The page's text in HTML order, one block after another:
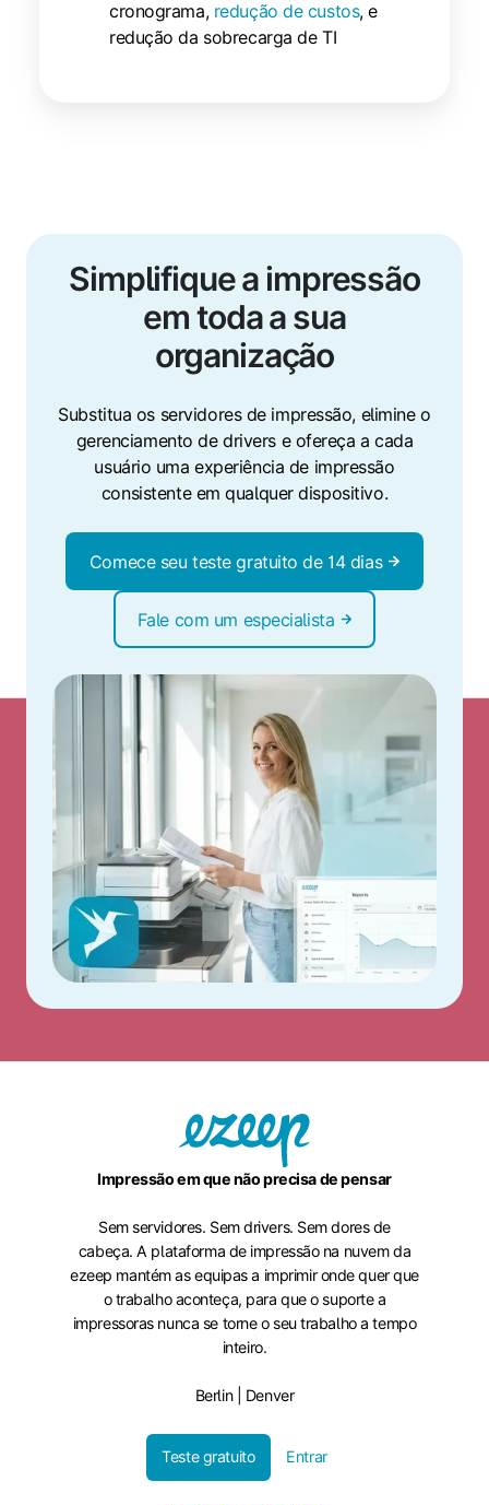
cronograma, redução de custos, e
redução da sobrecarga de TI
Simplifique a impressão
em toda a sua
organização
Substitua os servidores de impressão, elimine o
gerenciamento de drivers e ofereça a cada
usuário uma experiência de impressão
consistente em qualquer dispositivo.
Comece seu teste gratuito de 14 dias
Fale com um especialista
Impressão em que não precisa de pensar
Sem servidores. Sem drivers. Sem dores de
cabeça. A plataforma de impressão na nuvem da
ezeep mantém as equipas a imprimir onde quer que
o trabalho aconteça, para que o suporte a
impressoras nunca se torne o seu trabalho a tempo
inteiro.
Berlin | Denver
Teste gratuito Entrar